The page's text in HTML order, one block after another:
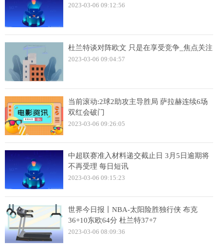
2023-03-06 09:12:56
杜兰特谈对阵欧文 只是在享受竞争_焦点关注
2023-03-06 09:04:57
当前滚动:2球2助攻主导胜局 萨拉赫连续6场
双红会破门
2023-03-06 09:26:05
中超联赛准入材料递交截止日 3月5日逾期将
不再受理 每日短讯
2023-03-06 09:15:23
世界今日报丨NBA-太阳险胜独行侠 布克
36+10东欧64分 杜兰特37+7
2023-03-06 08:09:36